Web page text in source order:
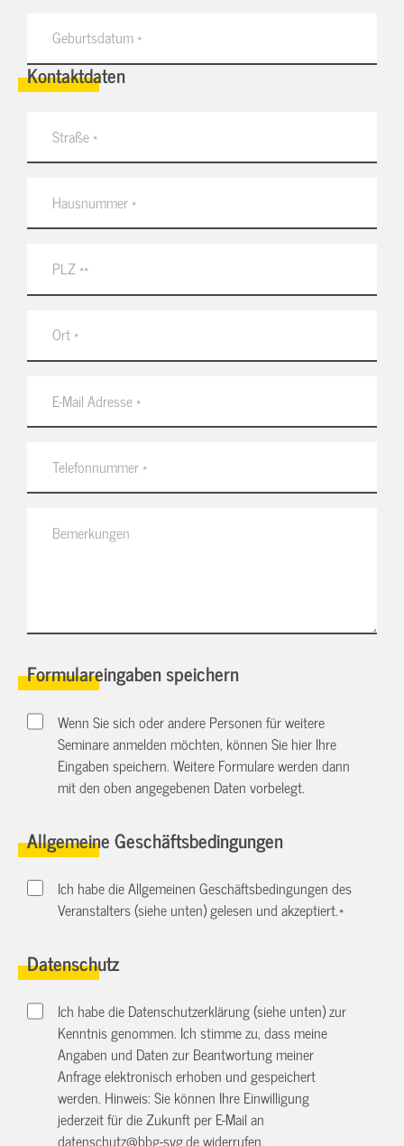
Kontaktdaten
Formulareingaben speichern
Wenn Sie sich oder andere Personen für weitere
Seminare anmelden möchten, können Sie hier Ihre
Eingaben speichern. Weitere Formulare werden dann
mit den oben angegebenen Daten vorbelegt.
Allgemeine Geschäftsbedingungen
Ich habe die Allgemeinen Geschäftsbedingungen des
Veranstalters (siehe unten) gelesen und akzeptiert.*
Datenschutz
Ich habe die Datenschutzerklärung (siehe unten) zur
Kenntnis genommen. Ich stimme zu, dass meine
Angaben und Daten zur Beantwortung meiner
Anfrage elektronisch erhoben und gespeichert
werden. Hinweis: Sie können Ihre Einwilligung
jederzeit für die Zukunft per E-Mail an
datenschutz@bbg-svg.dewiderrufen.